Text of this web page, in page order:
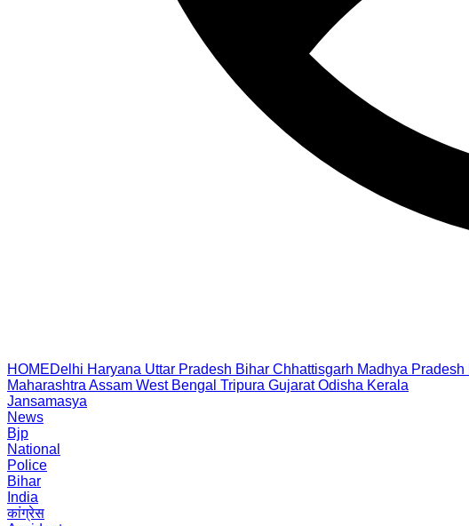
HOMEDelhi Haryana Uttar Pradesh Bihar Chhattisgarh Madhya Pradesh
Maharashtra Assam West Bengal Tripura Gujarat Odisha Kerala
Jansamasya
News
Bjp
National
Police
Bihar
India
कांग्रेस